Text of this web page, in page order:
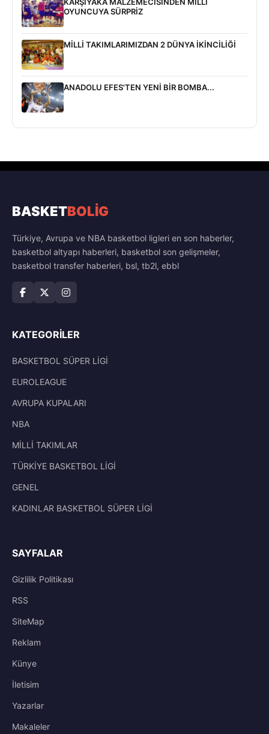
KARŞIYAKA MALZEMECİSİNDEN MİLLİ
OYUNCUYA SÜRPRİZ
MİLLİ TAKIMLARIMIZDAN 2 DÜNYA İKİNCİLİĞİ
ANADOLU EFES'TEN YENİ BİR BOMBA...
BASKETBOLİG
Türkiye, Avrupa ve NBA basketbol ligleri en son haberler,
basketbol altyapı haberleri, basketbol son gelişmeler,
basketbol transfer haberleri, bsl, tb2l, ebbl
KATEGORILER
BASKETBOL SÜPER LİGİ
EUROLEAGUE
AVRUPA KUPALARI
NBA
MİLLİ TAKIMLAR
TÜRKİYE BASKETBOL LİGİ
GENEL
KADINLAR BASKETBOL SÜPER LİGİ
SAYFALAR
Gizlilik Politikası
RSS
SiteMap
Reklam
Künye
İletisim
Yazarlar
Makaleler